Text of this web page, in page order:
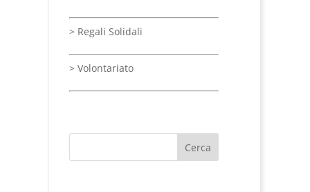
> Regali Solidali
>Volontariato